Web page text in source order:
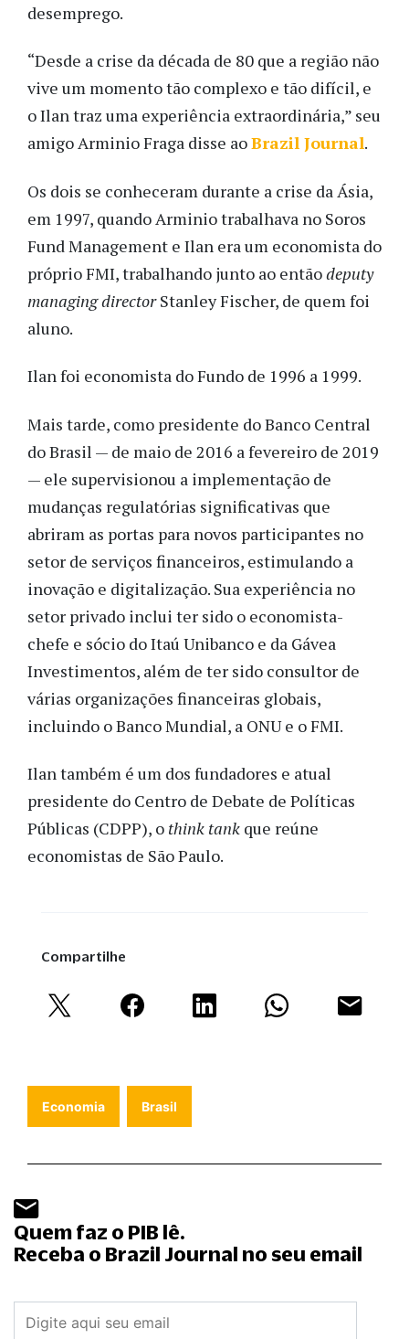
desemprego.
“Desde a crise da década de 80 que a região não
vive um momento tão complexo e tão difícil, e
o Ilan traz uma experiência extraordinária,” seu
amigo Arminio Fraga disse aoBrazil Journal.
Os dois se conheceram durante a crise da Ásia,
em 1997, quando Arminio trabalhava no Soros
Fund Management e Ilan era um economista do
próprio FMI, trabalhando junto ao entãodeputy
managing directorStanley Fischer, de quem foi
aluno.
Ilan foi economista do Fundo de 1996 a 1999.
Mais tarde, como presidente do Banco Central
do Brasil — de maio de 2016 a fevereiro de 2019
— ele supervisionou a implementação de
mudanças regulatórias significativas que
abriram as portas para novos participantes no
setor de serviços financeiros, estimulando a
inovação e digitalização. Sua experiência no
setor privado inclui ter sido o economista-
chefe e sócio do Itaú Unibanco e da Gávea
Investimentos, além de ter sido consultor de
várias organizações financeiras globais,
incluindo o Banco Mundial, a ONU e o FMI.
Ilan também é um dos fundadores e atual
presidente do Centro de Debate de Políticas
Públicas (CDPP), o think tank que reúne
economistas de São Paulo.
Compartilhe
Economia Brasil
Quem faz o PIB lê.
Receba o Brazil Journal no seu email